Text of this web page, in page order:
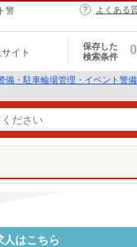
警
よくある
イト
保存した
検索条件
0
備・駐車輪場管理・イベント警備
はこちら